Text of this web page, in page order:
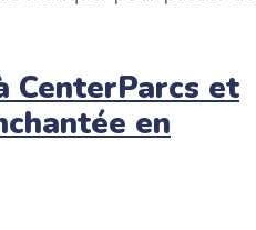
CenterParcs et
en